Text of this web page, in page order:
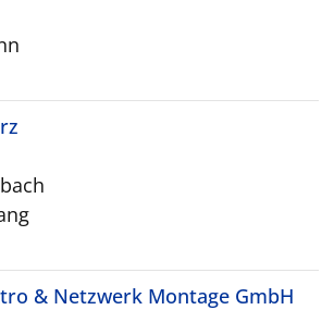
& Netzwerk Montage GmbH